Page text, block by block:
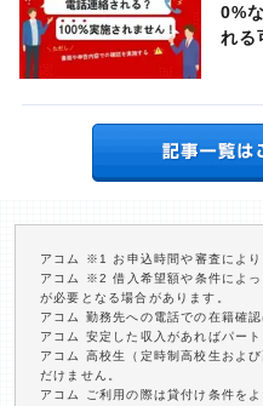
0%
れる
アコム ※1 お申込時間や審査により
アコム ※2 借入希望額や条件によ
が必要となる場合があります。
アコム 勤務先への電話での在籍確
アコム 安定した収入があればパー
アコム 高校生（定時制高校生およ
だけません。
アコム ご利用の際は貸付け条件を